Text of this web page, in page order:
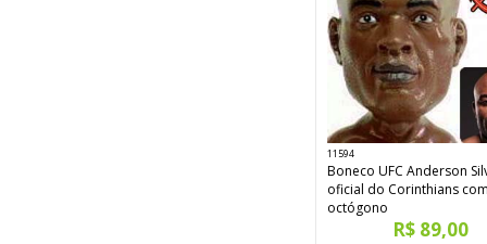
11594
Boneco UFC Anderson
oficial do Corinthians
octógono
R$ 89,00